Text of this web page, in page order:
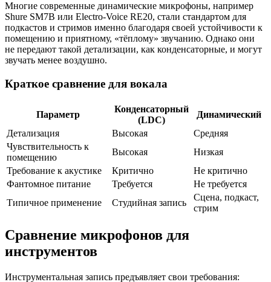
Многие современные динамические микрофоны, например
Shure SM7B или Electro-Voice RE20, стали стандартом для
подкастов и стримов именно благодаря своей устойчивости к
помещению и приятному, «тёплому» звучанию. Однако они
не передают такой детализации, как конденсаторные, и могут
звучать менее воздушно.
Краткое сравнение для вокала
Параметр
Конденсаторный
(LDC)
Динамический
Детализация
Высокая
Средняя
Чувствительность к
помещению
Высокая
Низкая
Требование к акустике
Критично
Не критично
Фантомное питание
Требуется
Не требуется
Типичное применение
Студийная запись
Сцена, подкаст,
стрим
Сравнение микрофонов для
инструментов
Инструментальная запись предъявляет свои требования: